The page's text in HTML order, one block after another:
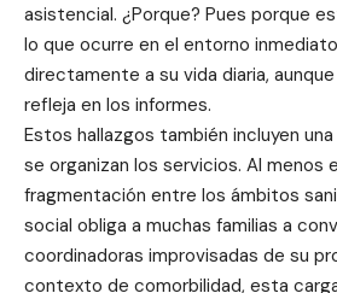
asistencial. ¿Porque? Pues porque
lo que ocurre en el entorno
directamente a su vida diaria,
refleja en los informes.
Estos hallazgos también incluyen
se organizan los servicios. Al menos
fragmentación entre los ámbitos
social obliga a muchas familias a
coordinadoras improvisadas de su
contexto de comorbilidad, esta